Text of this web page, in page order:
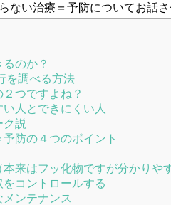
ない治療＝予防についてお話さ
のか？
を調べる方法
つですよね？
人とできにくい人
ク説
防の４つのポイント
本来はフッ化物ですが分かりや
をコントロールする
メンテナンス